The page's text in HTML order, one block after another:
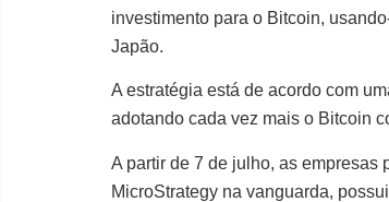
investimento para o Bitcoin,
Japão.
A estratégia está de acordo com
adotando cada vez mais o Bitcoin
A partir de 7 de julho, as
MicroStrategy na vanguarda,